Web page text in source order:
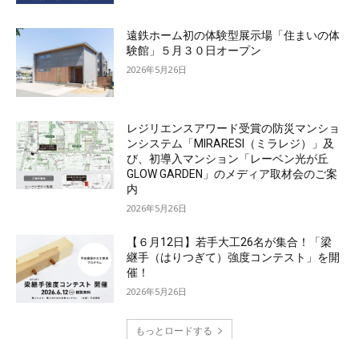
遠鉄ホーム初の体験型展示場「住まいの体
験館」５月３０日オープン
2026年5月26日
レジリエンスアワード受賞の防災マンショ
ンシステム「MIRARESI（ミラレジ）」及
び、初導入マンション「レーベン光が丘
GLOW GARDEN」のメディア取材会のご案
内
2026年5月26日
【６月12日】若手大工26名が集合！「梁
継手（はりつぎて）強度コンテスト」を開
催！
2026年5月26日
もっとロードする